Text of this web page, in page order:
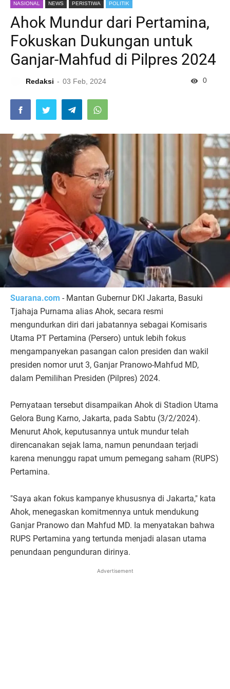
NASIONAL NEWS PERISTIWA POLITIK
Ahok Mundur dari Pertamina,
Fokuskan Dukungan untuk
Ganjar-Mahfud di Pilpres 2024
Redaksi 03 Feb, 2024 0
Suarana.com - Mantan Gubernur DKI Jakarta, Basuki
Tjahaja Purnama alias Ahok, secara resmi
mengundurkan diri dari jabatannya sebagai Komisaris
Utama PT Pertamina (Persero) untuk lebih fokus
mengampanyekan pasangan calon presiden dan wakil
presiden nomor urut 3, Ganjar Pranowo-Mahfud MD,
dalam Pemilihan Presiden (Pilpres) 2024.
Pernyataan tersebut disampaikan Ahok di Stadion Utama
Gelora Bung Karno, Jakarta, pada Sabtu (3/2/2024).
Menurut Ahok, keputusannya untuk mundur telah
direncanakan sejak lama, namun penundaan terjadi
karena menunggu rapat umum pemegang saham (RUPS)
Pertamina.
"Saya akan fokus kampanye khususnya di Jakarta," kata
Ahok, menegaskan komitmennya untuk mendukung
Ganjar Pranowo dan Mahfud MD. Ia menyatakan bahwa
RUPS Pertamina yang tertunda menjadi alasan utama
penundaan pengunduran dirinya.
Advertisement